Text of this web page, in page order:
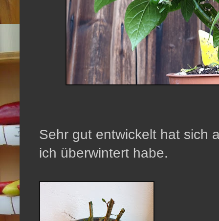
Sehr gut entwickelt hat sich
ich überwintert habe.